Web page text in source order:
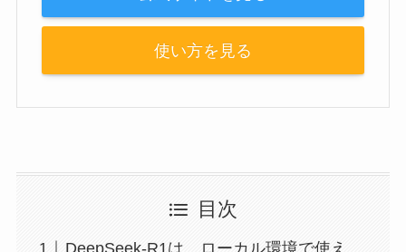
使い方を見る
目次